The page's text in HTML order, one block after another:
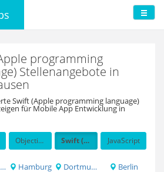
programming
Stellenangebote in
Swift (Apple programming language)
für Mobile App Entwicklung in
Objective-C Swift (Apple programming language) JavaScript
Hamburg Dortmund Berlin